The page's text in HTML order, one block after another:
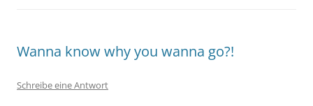
Wanna know why you wanna go?!
Schreibe eine Antwort